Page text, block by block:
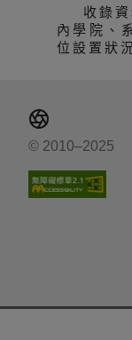
收錄
內學院、
位設置狀
© 2010–2025